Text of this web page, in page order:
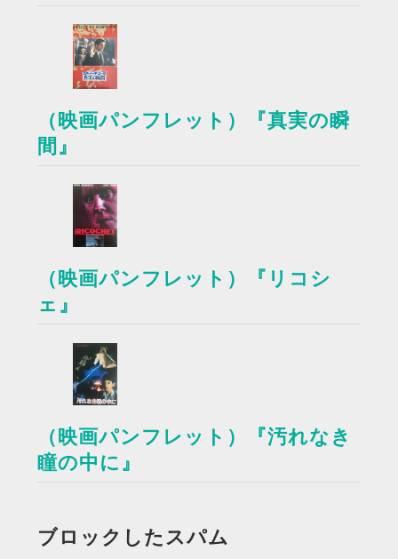
（映画パンフレット）『真実の瞬
間』
（映画パンフレット）『リコシ
ェ』
（映画パンフレット）『汚れなき
瞳の中に』
ブロックしたスパム